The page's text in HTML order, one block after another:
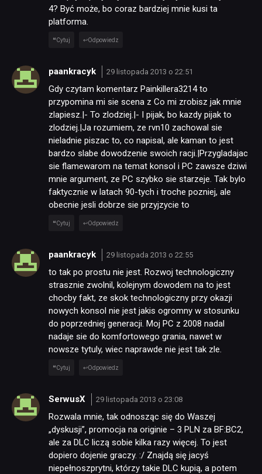
4? Być może, bo coraz bardziej mnie kusi ta
platforma.
Cytuj Odpowiedz
paankracyk 29 listopada 2013 o 22:51
Gdy czytam komentarz Painkillera3214 to
przypomina mi sie scena z Co mi zrobisz jak mnie
zlapiesz.|- To zlodziej.|- I pijak, bo kazdy pijak to
zlodziej.|Ja rozumiem, ze rvn10 zachowal sie
nieladnie piszac to, co napisal, ale kaman to jest
bardzo slabe dowodzenie swoich racji.|Przygladajac
sie flamewarom na temat konsol i PC zawsze dziwi
mnie argument, ze PC szybko sie starzeje. Tak bylo
faktycznie w latach 90-tych i troche pozniej, ale
obecnie jesli dobrze sie przyjzycie to
Cytuj Odpowiedz
paankracyk 29 listopada 2013 o 22:55
to tak po prostu nie jest. Rozwoj technologiczny
strasznie zwolnil, kolejnym dowodem na to jest
chocby fakt, ze skok technologiczny przy okazji
nowych konsol nie jest jakis ogromny w stosunku
do poprzedniej generacji. Moj PC z 2008 nadal
nadaje sie do komfortowego grania, nawet w
nowsze tytuly, wiec naprawde nie jest tak zle.
Cytuj Odpowiedz
SerwusX 29 listopada 2013 o 23:08
Rozwala mnie, tak odnosząc się do Waszej
„dyskusji”, promocja na originie – 3 PLN za BF:BC2,
ale za DLC liczą sobie kilka razy więcej. To jest
dopiero dojenie graczy. :/ Znajdą się jacyś
niepełnoszprytni, którzy takie DLC kupią, a potem